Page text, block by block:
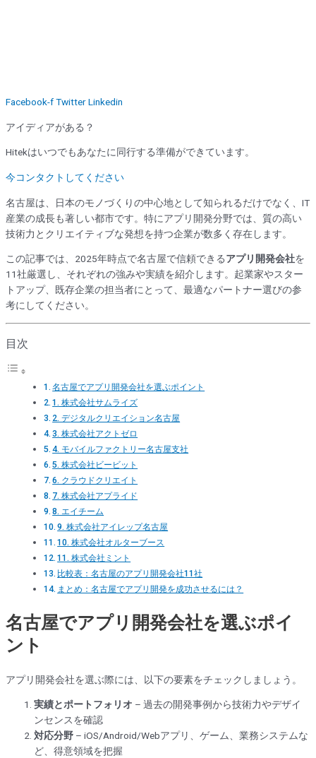
Facebook-fTwitterLinkedin
アイディアがある？
Hitekはいつでもあなたに同行する準備ができています。
今コンタクトしてください
名古屋は、日本のモノづくりの中心地として知られるだけでなく、IT
産業の成長も著しい都市です。特にアプリ開発分野では、質の高い
技術力とクリエイティブな発想を持つ企業が数多く存在します。
この記事では、2025年時点で名古屋で信頼できるアプリ開発会社を
11社厳選し、それぞれの強みや実績を紹介します。起業家やスター
トアップ、既存企業の担当者にとって、最適なパートナー選びの参
考にしてください。
目次
名古屋でアプリ開発会社を選ぶポイント
1. 株式会社サムライズ
2. デジタルクリエイション名古屋
3. 株式会社アクトゼロ
4. モバイルファクトリー名古屋支社
5. 株式会社ビービット
6. クラウドクリエイト
7. 株式会社アプライド
8. エイチーム
9. 株式会社アイレップ名古屋
10. 株式会社オルターブース
11. 株式会社ミント
比較表：名古屋のアプリ開発会社11社
まとめ：名古屋でアプリ開発を成功させるには？
名古屋でアプリ開発会社を選ぶポイ
ント
アプリ開発会社を選ぶ際には、以下の要素をチェックしましょう。
実績とポートフォリオ – 過去の開発事例から技術力やデザイ
ンセンスを確認
対応分野 – iOS/Android/Webアプリ、ゲーム、業務システムな
ど、得意領域を把握